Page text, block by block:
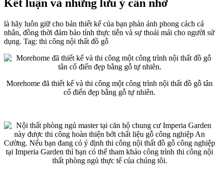
Kết luận và những lưu ý cần nhớ
là hãy luôn giữ cho bản thiết kế của bạn phản ánh phong cách cá
nhân, đồng thời đảm bảo tính thực tiễn và sự thoải mái cho người sử
dụng. Tag: thi công nội thất đồ gỗ
Morehome đã thiết kế và thi công một công trình nội thất đồ gỗ tân
cổ điển đẹp bằng gỗ tự nhiên.